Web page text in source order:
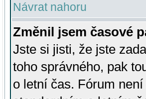
Návrat nahoru
Změnil jsem časové
Jste si jisti, že jste
toho správného, pak
o letní čas. Fórum